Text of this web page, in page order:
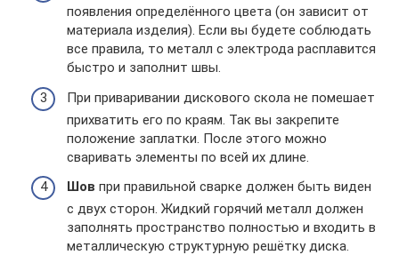
появления определённого цвета (он зависит от
материала изделия). Если вы будете соблюдать
все правила, то металл с электрода расплавится
быстро и заполнит швы.
При приваривании дискового скола не помешает
прихватить его по краям. Так вы закрепите
положение заплатки. После этого можно
сваривать элементы по всей их длине.
Шов при правильной сварке должен быть виден
с двух сторон. Жидкий горячий металл должен
заполнять пространство полностью и входить в
металлическую структурную решётку диска.